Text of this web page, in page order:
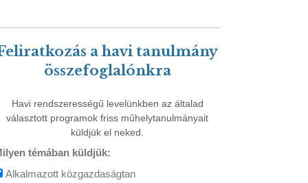
a havi tanulmány
összefoglalónkra
Havi rendszerességű levelünkben az általad
választott programok friss műhelytanulmányait
küldjük el neked.
témában küldjük:
Alkalmazott közgazdaságtan